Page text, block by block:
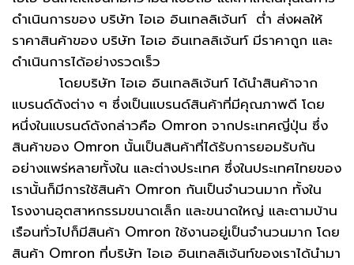
ดำเนินการของ บริษัท ไอเอ อินเทลลิเจ้นท์ ต่ำ ส่งผลให้
ราคาสินค้าของ บริษัท ไอเอ อินเทลลิเจ้นท์ มีราคาถูก และ
ดำเนินการได้อย่างรวดเร็ว
โดยบริษัท ไอเอ อินเทลลิเจ้นท์ ได้นำสินค้าจาก
แบรนด์ดังต่าง ๆ ซึ่งเป็นแบรนด์สินค้าที่มีคุณภาพดี โดย
หนึ่งในแบรนด์ดังกล่าวคือ Omron จากประเทศญี่ปุ่น ซึ่ง
สินค้าของ Omron นั้นเป็นสินค้าที่ได้รับการยอมรับกัน
อย่างแพร่หลายทั้งใน และต่างประเทศ ซึ่งในประเทศไทยของ
เรานั้นก็มีการใช้สินค้า Omron กันเป็นจำนวนมาก ทั้งใน
โรงงานอุตสาหกรรมขนาดเล็ก และขนาดใหญ่ และตามบ้าน
เรือนทั่วไปก็มีสินค้า Omron ใช้งานอยู่เป็นจำนวนมาก โดย
สินค้า Omron ที่บริษัท ไอเอ อินเทลลิเจ้นท์ของเราได้นำมา